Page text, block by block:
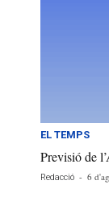
EL TEMPS
Previsió de
Redacció - 6